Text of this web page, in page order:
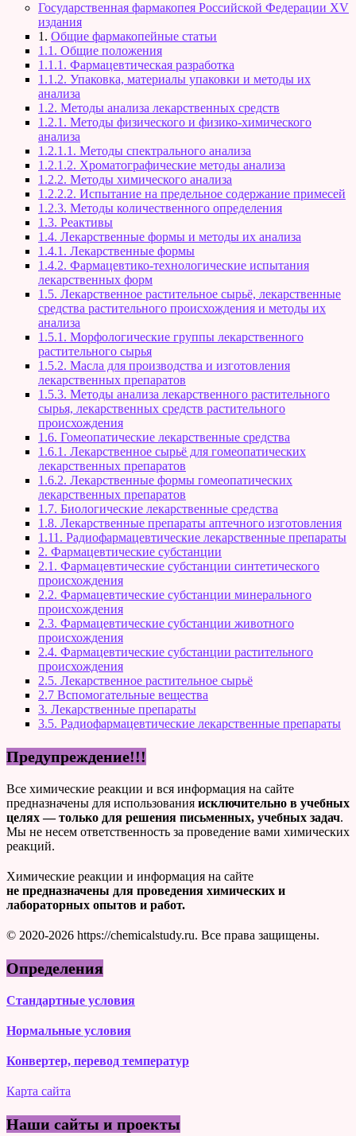
Государственная фармакопея Российской Федерации XV
издания
1. Общие фармакопейные статьи
1.1. Общие положения
1.1.1. Фармацевтическая разработка
1.1.2. Упаковка, материалы упаковки и методы их
анализа
1.2. Методы анализа лекарственных средств
1.2.1. Методы физического и физико-химического
анализа
1.2.1.1. Методы спектрального анализа
1.2.1.2. Хроматографические методы анализа
1.2.2. Методы химического анализа
1.2.2.2. Испытание на предельное содержание примесей
1.2.3. Методы количественного определения
1.3. Реактивы
1.4. Лекарственные формы и методы их анализа
1.4.1. Лекарственные формы
1.4.2. Фармацевтико-технологические испытания
лекарственных форм
1.5. Лекарственное растительное сырьё, лекарственные
средства растительного происхождения и методы их
анализа
1.5.1. Морфологические группы лекарственного
растительного сырья
1.5.2. Масла для производства и изготовления
лекарственных препаратов
1.5.3. Методы анализа лекарственного растительного
сырья, лекарственных средств растительного
происхождения
1.6. Гомеопатические лекарственные средства
1.6.1. Лекарственное сырьё для гомеопатических
лекарственных препаратов
1.6.2. Лекарственные формы гомеопатических
лекарственных препаратов
1.7. Биологические лекарственные средства
1.8. Лекарственные препараты аптечного изготовления
1.11. Радиофармацевтические лекарственные препараты
2. Фармацевтические субстанции
2.1. Фармацевтические субстанции синтетического
происхождения
2.2. Фармацевтические субстанции минерального
происхождения
2.3. Фармацевтические субстанции животного
происхождения
2.4. Фармацевтические субстанции растительного
происхождения
2.5. Лекарственное растительное сырьё
2.7 Вспомогательные вещества
3. Лекарственные препараты
3.5. Радиофармацевтические лекарственные препараты
Предупреждение!!!
Все химические реакции и вся информация на сайте
предназначены для использования исключительно в учебных
целях — только для решения письменных, учебных задач.
Мы не несем ответственность за проведение вами химических
реакций.
Химические реакции и информация на сайте
не предназначены для проведения химических и
лабораторных опытов и работ.
© 2020-2026 https://chemicalstudy.ru. Все права защищены.
Определения
Стандартные условия
Нормальные условия
Конвертер, перевод температур
Карта сайта
Наши сайты и проекты